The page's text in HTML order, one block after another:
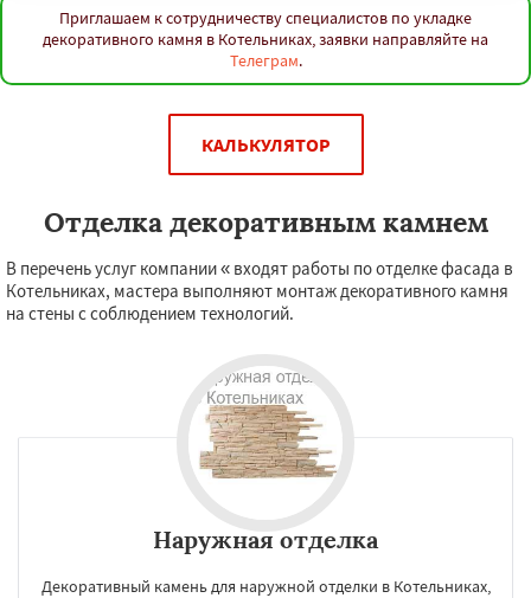
Приглашаем к сотрудничеству специалистов по укладке
декоративного камня в Котельниках, заявки направляйте на
Телеграм.
КАЛЬКУЛЯТОР
Отделка декоративным камнем
В перечень услуг компании « входят работы по отделке фасада в
Котельниках, мастера выполняют монтаж декоративного камня
на стены с соблюдением технологий.
Наружная отделка
Декоративный камень для наружной отделки в Котельниках,